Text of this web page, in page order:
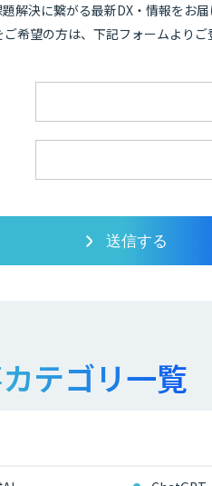
解決に繋がる最新DX・情報をお届
希望の方は、下記フォームよりご
テゴリ一覧